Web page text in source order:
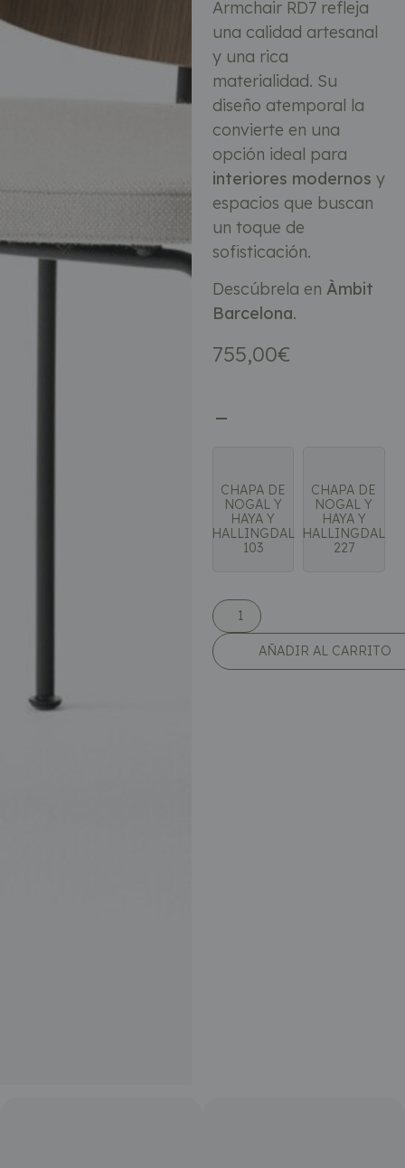
Armchair RD7 refleja
una calidad artesanal
y una rica
materialidad. Su
diseño atemporal la
convierte en una
opción ideal para
interiores modernos y
espacios que buscan
un toque de
sofisticación.
Descúbrela en Àmbit
Barcelona.
755,00€
CHAPA DE
NOGAL Y
HAYA Y
HALLINGDAL
103
CHAPA DE
NOGAL Y
HAYA Y
HALLINGDAL
227
AÑADIR AL CARRITO